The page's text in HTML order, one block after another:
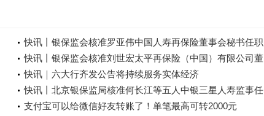
快讯丨银保监会核准罗亚伟中国人寿再保险董事会秘书任职
资格
快讯丨银保监会核准刘世宏太平再保险（中国）有限公司董
事任职资格
快讯｜六大行齐发公告将持续服务实体经济
快讯丨北京银保监局核准何长江等五人中银三星人寿监事任
职资格
支付宝可以给微信好友转账了！单笔最高可转2000元